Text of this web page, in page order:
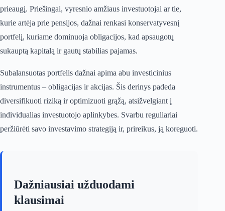
prieaugį. Priešingai, vyresnio amžiaus investuotojai ar tie,
kurie artėja prie pensijos, dažnai renkasi konservatyvesnį
portfelį, kuriame dominuoja obligacijos, kad apsaugotų
sukauptą kapitalą ir gautų stabilias pajamas.
Subalansuotas portfelis dažnai apima abu investicinius
instrumentus – obligacijas ir akcijas. Šis derinys padeda
diversifikuoti riziką ir optimizuoti grąžą, atsižvelgiant į
individualias investuotojo aplinkybes. Svarbu reguliariai
peržiūrėti savo investavimo strategiją ir, prireikus, ją koreguoti.
Dažniausiai užduodami
klausimai